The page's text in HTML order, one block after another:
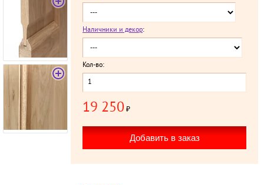
Наличники и декор:
Кол-во:
19 250 ₽